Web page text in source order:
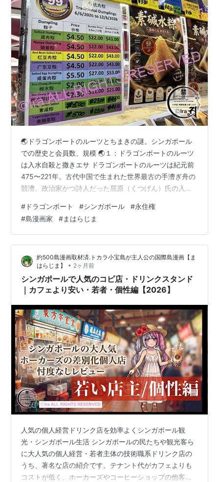
🌏ドラゴンボートのルーツとちまきの謎。シンガポール
での歴史と会員数、規模 🌏１：ドラゴンボートのルーツ
は入水自殺と撒きエサ ドラゴンボートのルーツは紀元前
475〜221年。古代中国で生まれた世界最古の手漕ぎ舟の
競漕。政治家かつ詩人だった屈原（くつげん）氏の入水
たものとされている。屈原氏は旧暦の5月5日に悲憤の末
に汨羅江（べきらこう）という川で入水自殺。彼を慕っ
ていた地元の人々や漁師たちが、彼を助け出そうと船を
漕いだことや、彼の遺体を魚や龍が食べないよう、太鼓
を叩いて船を漕ぎ、川にちまき（粽）を投げ入れて供養
したことが、現在のドラゴンボートとち…
# ドラゴンボート #シンガポール #永住権
#島漫画家 #まはらじま
約500島漫画取材済.トカラ小宝島が主人公の国際島漫画【ま
はらじま】
• 2ヶ月前
シンガポールで人気のコピ店・ドリンクスタンド
｜カフェより安い・若者・個性編【2026】
人気の個人経営ドリンク店を効率よくシンガポール観
光・シンガポール生活 シンガポールの民たちや観光客ら
に大人気の個人経営・若者主体の技術職系ドリンク店の
うち、著名な店の紹介です。テナント代がカフェよりも
コストが低く、ホーカーズやコーヒーショップの他客ら